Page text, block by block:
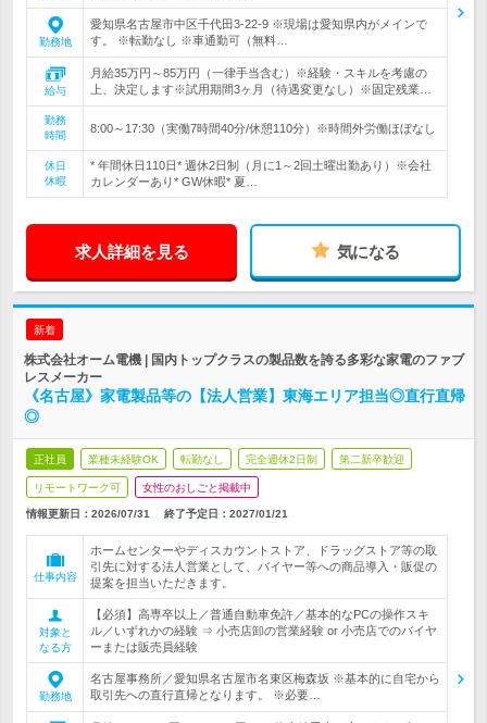
勤務地
愛知県名古屋市中区千代田3-22-9 ※現場は愛知県内がメインで
す。 ※転勤なし ※車通勤可（無料…
給与
月給35万円～85万円（一律手当含む）※経験・スキルを考慮の
上、決定します※試用期間3ヶ月（待遇変更なし）※固定残業…
勤務
時間
8:00～17:30（実働7時間40分/休憩110分）※時間外労働ほぼなし
休日
休暇
* 年間休日110日* 週休2日制（月に1～2回土曜出勤あり）※会社
カレンダーあり* GW休暇* 夏…
求人詳細を見る 気になる
新着
株式会社オーム電機 | 国内トップクラスの製品数を誇る多彩な家電のファブ
レスメーカー
《名古屋》家電製品等の【法人営業】東海エリア担当◎直行直帰
◎
正社員 業種未経験OK 転勤なし 完全週休2日制 第二新卒歓迎
リモートワーク可 女性のおしごと掲載中
情報更新日：2026/07/31 終了予定日： 2027/01/21
仕事内容
ホームセンターやディスカウントストア、ドラッグストア等の取
引先に対する法人営業として、バイヤー等への商品導入・販促の
提案を担当いただきます。
対象と
なる方
【必須】高専卒以上／普通自動車免許／基本的なPCの操作スキ
ル／いずれかの経験 ⇒ 小売店卸の営業経験 or 小売店でのバイヤ
ーまたは販売員経験
勤務地
名古屋事務所／愛知県名古屋市名東区梅森坂 ※基本的に自宅から
取引先への直行直帰となります。 ※必要…